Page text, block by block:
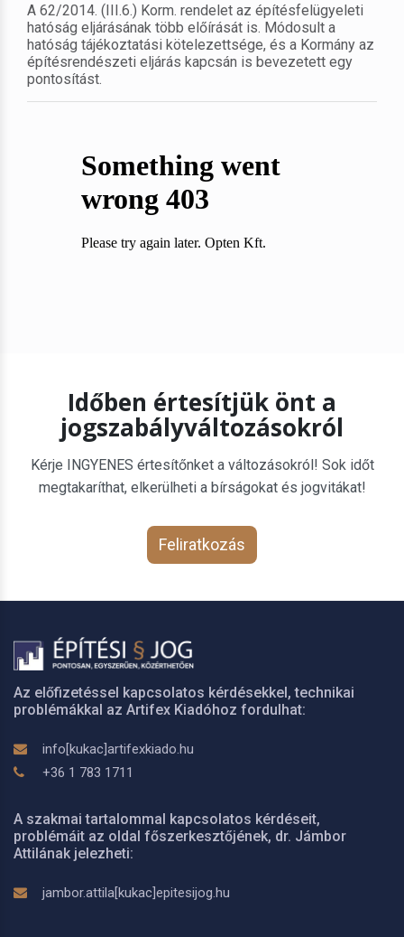
A 62/2014. (III.6.) Korm. rendelet az építésfelügyeleti
hatóság eljárásának több előírását is. Módosult a
hatóság tájékoztatási kötelezettsége, és a Kormány az
építésrendészeti eljárás kapcsán is bevezetett egy
pontosítást.
Időben értesítjük önt a
jogszabályváltozásokról
Kérje INGYENES értesítőnket a változásokról! Sok időt
megtakaríthat, elkerülheti a bírságokat és jogvitákat!
Feliratkozás
Az előfizetéssel kapcsolatos kérdésekkel, technikai
problémákkal az Artifex Kiadóhoz fordulhat:
info[kukac]artifexkiado.hu
+36 1 783 1711
A szakmai tartalommal kapcsolatos kérdéseit,
problémáit az oldal főszerkesztőjének, dr. Jámbor
Attilának jelezheti:
jambor.attila[kukac]epitesijog.hu